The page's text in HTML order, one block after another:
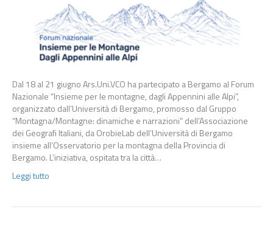
Dal 18 al 21 giugno Ars.Uni.VCO ha partecipato a Bergamo al Forum
Nazionale “Insieme per le montagne, dagli Appennini alle Alpi”,
organizzato dall’Università di Bergamo, promosso dal Gruppo
“Montagna/Montagne: dinamiche e narrazioni” dell’Associazione
dei Geografi Italiani, da OrobieLab dell’Università di Bergamo
insieme all’Osservatorio per la montagna della Provincia di
Bergamo. L’iniziativa, ospitata tra la città…
Leggi tutto